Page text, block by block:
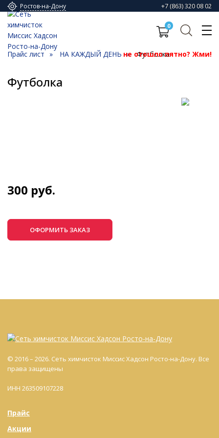
+7 (863) 320 08 02
Ростов-на-Дону
0
не отошло пятно? Жми!
Прайс лист НА КАЖДЫЙ ДЕНЬ Футболка
Футболка
300 руб.
ОФОРМИТЬ ЗАКАЗ
© 2016 – 2026. Сеть химчисток Миссис Хадсон Росто-на-Дону. Все
права защищены
ИНН 263509107228
Прайс
Акции